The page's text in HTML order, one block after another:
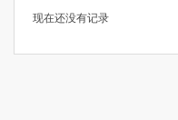
现在还没有记录